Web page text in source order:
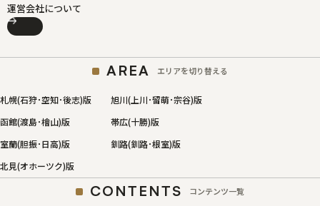
運営会社について
AREA エリアを切り替える
札幌(石狩･空知･後志)版
旭川(上川･留萌･宗谷)版
函館(渡島･檜山)版
帯広(十勝)版
室蘭(胆振･日高)版
釧路(釧路･根室)版
北見(オホーツク)版
CONTENTS コンテンツ一覧